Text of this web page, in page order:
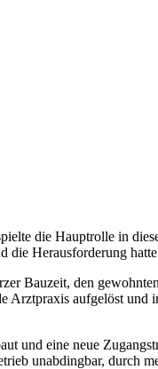
die Hauptrolle in
die Herausforderung
Bauzeit, den
aufgelöst
und eine neue
unabdingbar, durch